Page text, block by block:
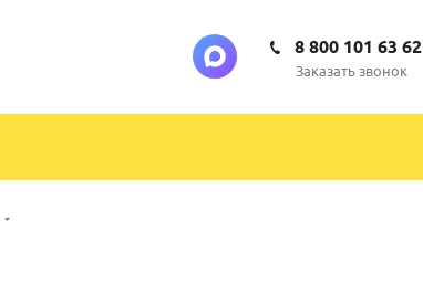
8 800 101 63 62
Заказать звонок